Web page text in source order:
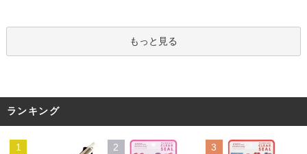
もっと見る
ランキング
1 2 3